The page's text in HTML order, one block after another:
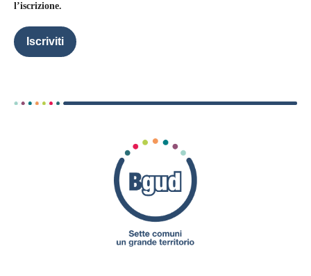
l’iscrizione.
Iscriviti